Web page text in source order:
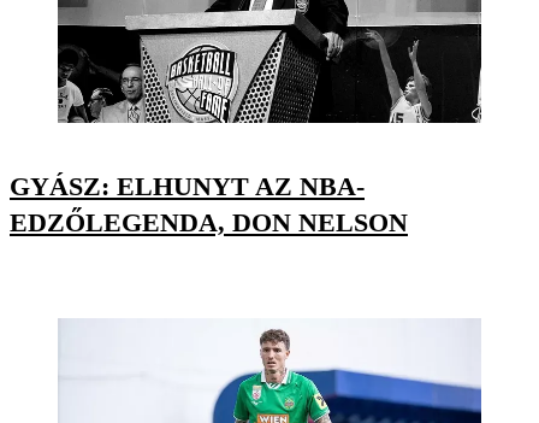
GYÁSZ: ELHUNYT AZ NBA-
EDZŐLEGENDA, DON NELSON